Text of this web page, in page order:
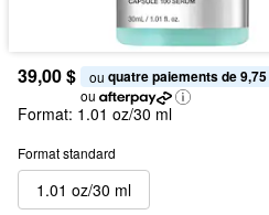
39,00 $ ou quatre paiements de 9,75
ou
Format: 1.01 oz/30 ml
Format standard
1.01 oz/30 ml